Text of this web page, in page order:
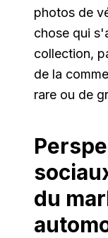
photos de
chose qui
collection,
de la
rare ou de
du